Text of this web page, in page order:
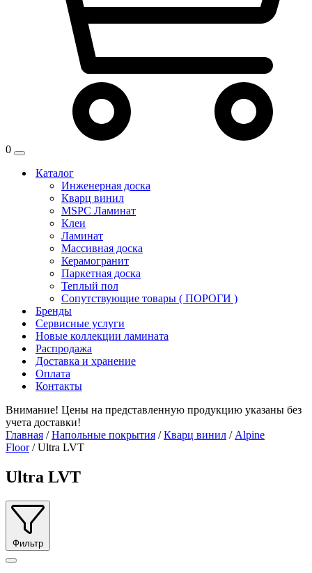
0
Каталог
Инженерная доска
Кварц винил
MSPC Ламинат
Клеи
Ламинат
Массивная доска
Керамогранит
Паркетная доска
Теплый пол
Сопутствующие товары ( ПОРОГИ )
Бренды
Сервисные услуги
Новые коллекции ламината
Распродажа
Доставка и хранение
Оплата
Контакты
Внимание! Цены на представленную продукцию указаны без
учета доставки!
Главная /Напольные покрытия /Кварц винил / Alpine
Floor/ Ultra LVT
Ultra LVT
Фильтр